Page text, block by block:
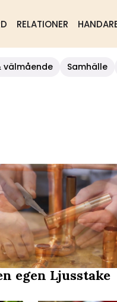
RELATIONER
välmående Samhälle
egen Ljusstake